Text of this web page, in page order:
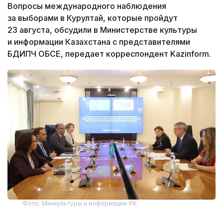
Вопросы международного наблюдения
за выборами в Курултай, которые пройдут
23 августа, обсудили в Министерстве культуры
и информации Казахстана с представителями
БДИПЧ ОБСЕ, передает корреспондент Kazinform.
Фото: Минкультуры и информации РК